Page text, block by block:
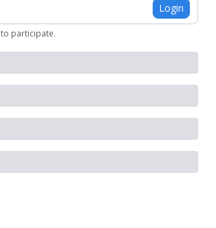
Login
to participate.